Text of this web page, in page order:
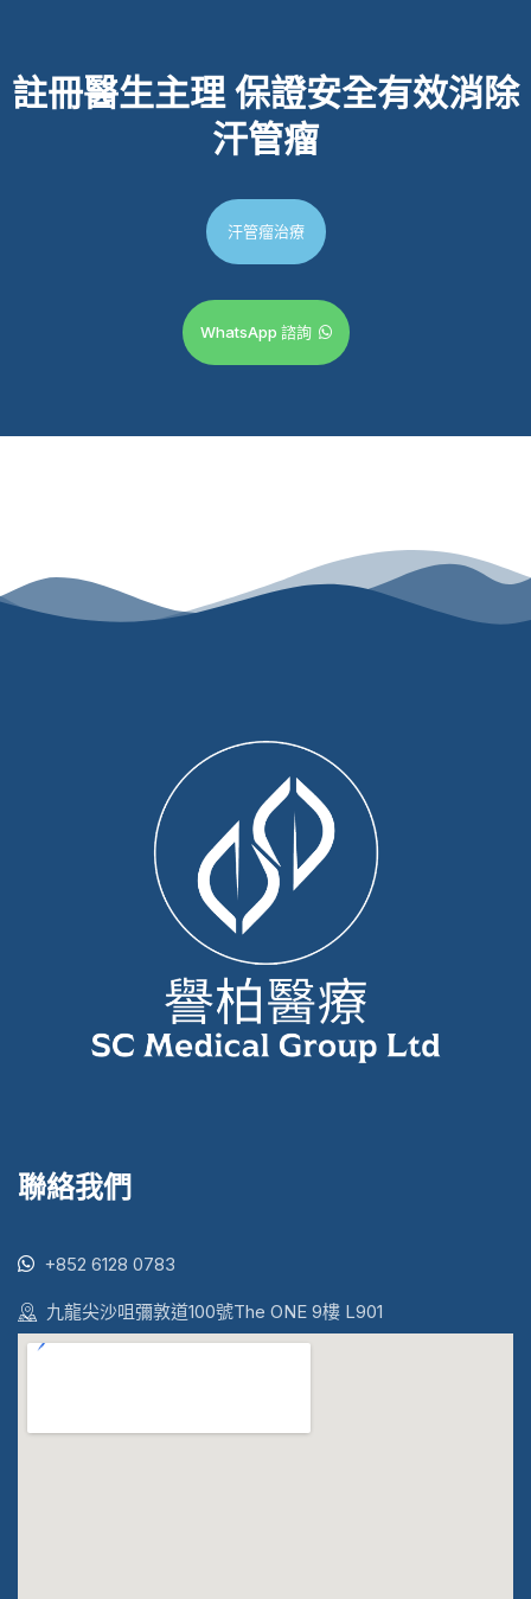
註冊醫生主理保證安全有效消除
汗管瘤
汗管瘤治療
WhatsApp 諮詢
聯絡我們
+852 6128 0783
九龍尖沙咀彌敦道100號The ONE 9樓 L901